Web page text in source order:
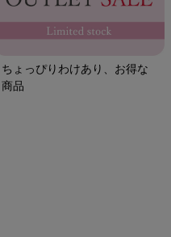
ちょっぴりわけあり、お得な
商品